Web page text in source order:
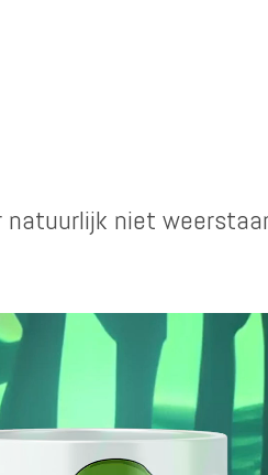
natuurlijk niet